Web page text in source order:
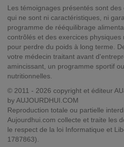
Les témoignages présentés sont
qui ne sont ni caractéristiques, ni
programme de rééquilibrage
contrôlés et des exercices
pour perdre du poids à long terme.
votre médecin traitant avant
amincissant, un programme sportif
nutritionnelles.
© 2011 - 2026 copyright et éditeur
by AUJOURDHUI.COM
Reproduction totale ou partielle
Aujourdhui.com collecte et traite les
le respect de la loi Informatique et
1787863).